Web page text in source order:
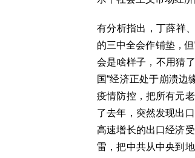
有分析指出，丁薛祥
的三中全会作铺垫，
会是啥样子，不用猜
国“经济正处于崩溃边
疫情防控，把所有元
了去年，突然发现出
高速增长的出口经济
雷，把中共从中央到